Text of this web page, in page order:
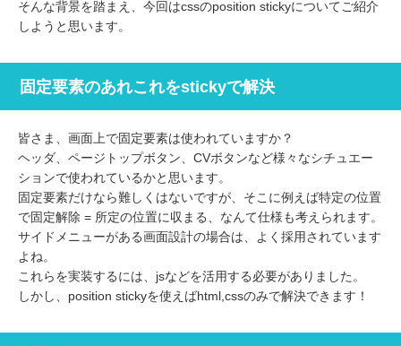
そんな背景を踏まえ、今回はcssのposition stickyについてご紹介
しようと思います。
固定要素のあれこれをstickyで解決
皆さま、画面上で固定要素は使われていますか？
ヘッダ、ページトップボタン、CVボタンなど様々なシチュエー
ションで使われているかと思います。
固定要素だけなら難しくはないですが、そこに例えば特定の位置
で固定解除 = 所定の位置に収まる、なんて仕様も考えられます。
サイドメニューがある画面設計の場合は、よく採用されています
よね。
これらを実装するには、jsなどを活用する必要がありました。
しかし、position stickyを使えばhtml,cssのみで解決できます！